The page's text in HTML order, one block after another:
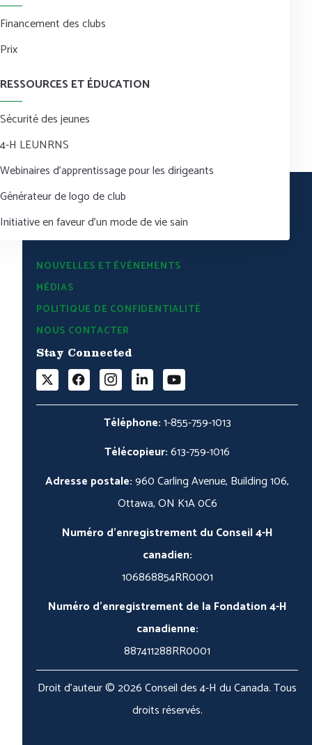
Financement des clubs
Prix
RESSOURCES ET ÉDUCATION
Sécurité des jeunes
4-H LEUNRNS
Webinaires d’apprentissage pour les dirigeants
Générateur de logo de club
Initiative en faveur d’un mode de vie sain
NOUVELLES ET ÉVÉNEMENTS
MÉDIAS
POLITIQUE DE CONFIDENTIALITÉ
NOUS CONTACTER
Stay Connected
Téléphone:1-855-759-1013
Télécopieur:613-759-1016
Adresse postale:960 Carling Avenue, Building 106,
Ottawa, ON K1A 0C6
Numéro d'enregistrement du Conseil 4-H
canadien:
106868854RR0001
Numéro d'enregistrement de la Fondation 4-H
canadienne:
887411288RR0001
Droit d'auteur © 2026 Conseil des 4-H du Canada. Tous
droits réservés.